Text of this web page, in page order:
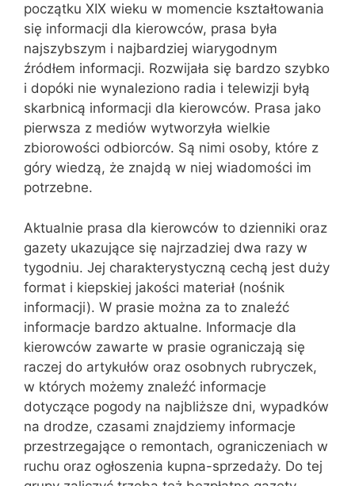
początku XIX wieku w momencie kształtowania
się informacji dla kierowców, prasa była
najszybszym i najbardziej wiarygodnym
źródłem informacji. Rozwijała się bardzo szybko
i dopóki nie wynaleziono radia i telewizji byłą
skarbnicą informacji dla kierowców. Prasa jako
pierwsza z mediów wytworzyła wielkie
zbiorowości odbiorców. Są nimi osoby, które z
góry wiedzą, że znajdą w niej wiadomości im
potrzebne.
Aktualnie prasa dla kierowców to dzienniki oraz
gazety ukazujące się najrzadziej dwa razy w
tygodniu. Jej charakterystyczną cechą jest duży
format i kiepskiej jakości materiał (nośnik
informacji). W prasie można za to znaleźć
informacje bardzo aktualne. Informacje dla
kierowców zawarte w prasie ograniczają się
raczej do artykułów oraz osobnych rubryczek,
w których możemy znaleźć informacje
dotyczące pogody na najbliższe dni, wypadków
na drodze, czasami znajdziemy informacje
przestrzegające o remontach, ograniczeniach w
ruchu oraz ogłoszenia kupna-sprzedaży. Do tej